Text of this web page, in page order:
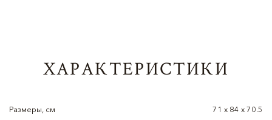
ХАРАКТЕРИСТИКИ
Размеры, см 71 x 84 x 70.5